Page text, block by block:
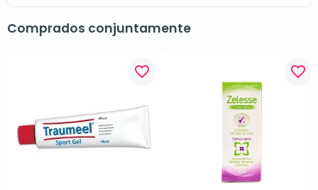
Comprados conjuntamente
favorite_border favorite_border